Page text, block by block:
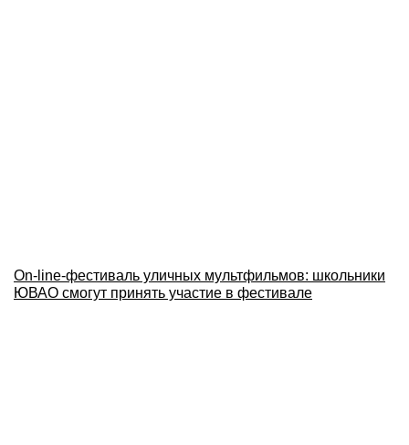
Оn-line-фестиваль уличных мультфильмов: школьники
ЮВАО смогут принять участие в фестивале